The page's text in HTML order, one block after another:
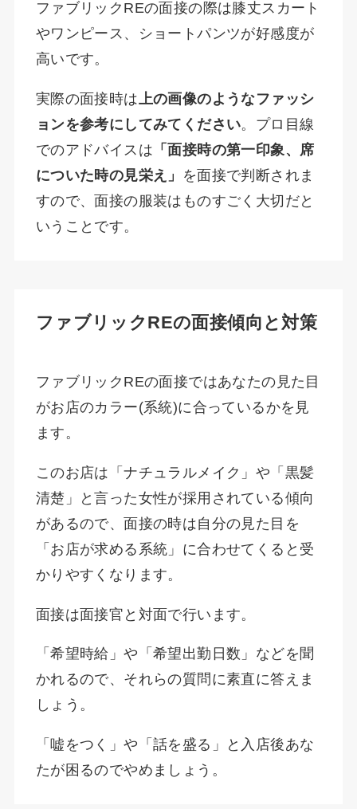
ファブリックREの面接の際は膝丈スカート
やワンピース、ショートパンツが好感度が
高いです。
実際の面接時は上の画像のようなファッシ
ョンを参考にしてみてください。プロ目線
でのアドバイスは 「面接時の第一印象、席
についた時の見栄え」
を面接で判断されま
すので、面接の服装はものすごく大切だと
いうことです。
ファブリックREの面接傾向と対策
ファブリックREの面接ではあなたの見た目
がお店のカラー(系統)に合っているかを見
ます。
このお店は「ナチュラルメイク」や「黒髪
清楚」と言った女性が採用されている傾向
があるので、面接の時は自分の見た目を
「お店が求める系統」に合わせてくると受
かりやすくなります。
面接は面接官と対面で行います。
「希望時給」や「希望出勤日数」などを聞
かれるので、それらの質問に素直に答えま
しょう。
「嘘をつく」や「話を盛る」と入店後あな
たが困るのでやめましょう。